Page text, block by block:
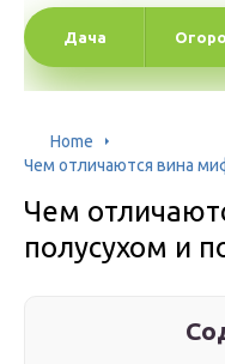
Дача
Home
Чем отличаются вина
Чем
полусухом и